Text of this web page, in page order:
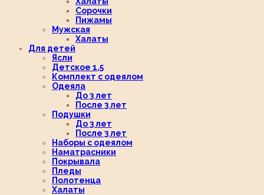
Сорочки
Пижамы
Мужская
Халаты
Для детей
Ясли
Детское 1,5
Комплект с одеялом
Одеяла
До 3 лет
После 3 лет
Подушки
До 3 лет
После 3 лет
Наборы с одеялом
Наматрасники
Покрывала
Пледы
Полотенца
Халаты